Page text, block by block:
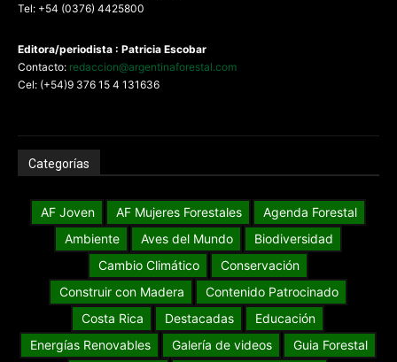
Tel: +54 (0376) 4425800
Editora/periodista : Patricia Escobar
Contacto: redaccion@argentinaforestal.com
Cel: (+54)9 376 15 4 131636
Categorías
AF Joven AF Mujeres Forestales
Agenda Forestal
Ambiente
Aves del Mundo
Biodiversidad
Cambio Climático
Conservación
Construir con Madera
Contenido Patrocinado
Costa Rica
Destacadas
Educación
Energías Renovables
Galería de videos
Guia Forestal